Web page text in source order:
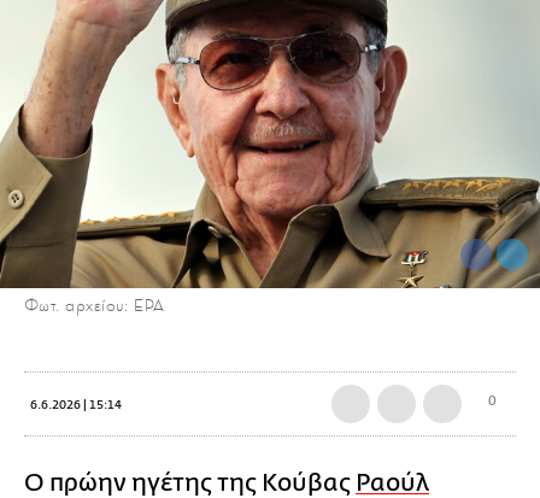
Φωτ. αρχείου: ΕΡΑ
6.6.2026 | 15:14 0
Ο πρώην ηγέτης της Κούβας Ραούλ